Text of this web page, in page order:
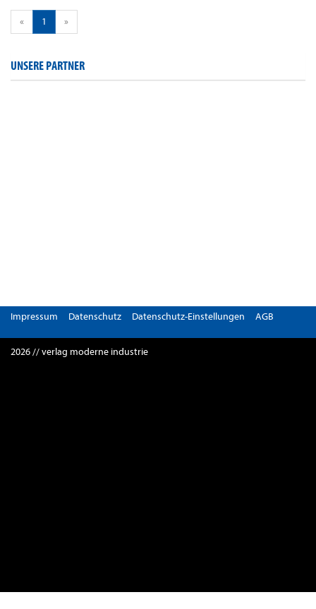
« 1 »
UNSERE PARTNER
Impressum Datenschutz Datenschutz-Einstellungen AGB
2026 // verlag moderne industrie